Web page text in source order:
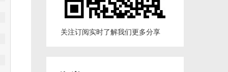
关注订阅实时了解我们更多分享